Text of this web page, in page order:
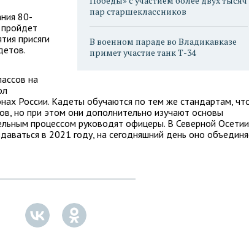
пар старшеклассников
В военном параде во Владикавказе
примет участие танк Т-34
80-
присяги
на
России. Кадеты обучаются по тем же стандартам,
но при этом они дополнительно изучают основы
процессом руководят офицеры. В Северной Осетии
в 2021 году, на сегодняшний день оно